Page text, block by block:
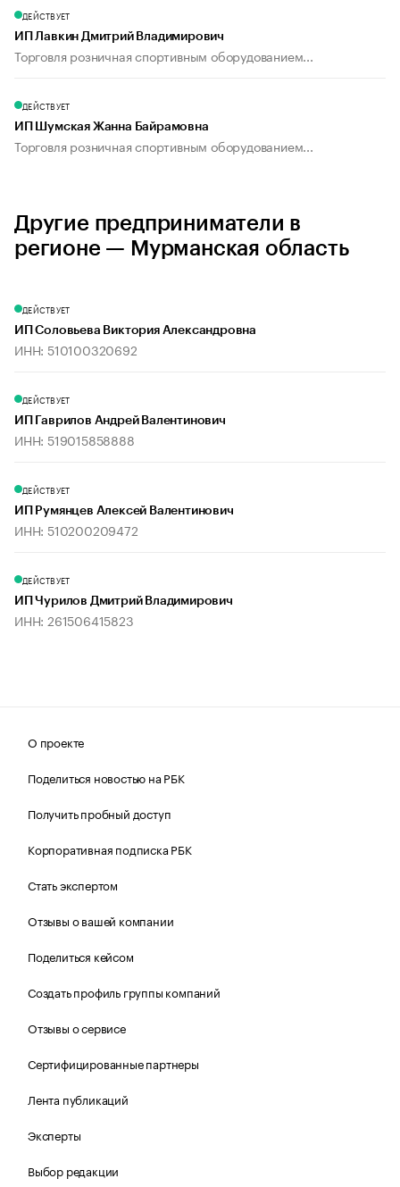
ДЕЙСТВУЕТ
ИП Лавкин Дмитрий Владимирович
Торговля розничная спортивным оборудованием...
ДЕЙСТВУЕТ
ИП Шумская Жанна Байрамовна
Торговля розничная спортивным оборудованием...
Другие предприниматели в
регионе — Мурманская область
ДЕЙСТВУЕТ
ИП Соловьева Виктория Александровна
ИНН: 510100320692
ДЕЙСТВУЕТ
ИП Гаврилов Андрей Валентинович
ИНН: 519015858888
ДЕЙСТВУЕТ
ИП Румянцев Алексей Валентинович
ИНН: 510200209472
ДЕЙСТВУЕТ
ИП Чурилов Дмитрий Владимирович
ИНН: 261506415823
О проекте
Поделиться новостью на РБК
Получить пробный доступ
Корпоративная подписка РБК
Стать экспертом
Отзывы о вашей компании
Поделиться кейсом
Создать профиль группы компаний
Отзывы о сервисе
Сертифицированные партнеры
Лента публикаций
Эксперты
Выбор редакции